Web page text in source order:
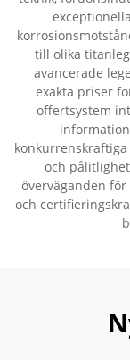
till olika
avancerade
exakta priser
offertsystem
och
överväganden
och